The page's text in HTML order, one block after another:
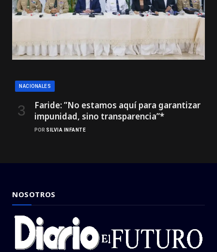
NACIONALES
Faride: ”No estamos aquí para garantizar
impunidad, sino transparencia”*
POR SILVIA INFANTE
NOSOTROS